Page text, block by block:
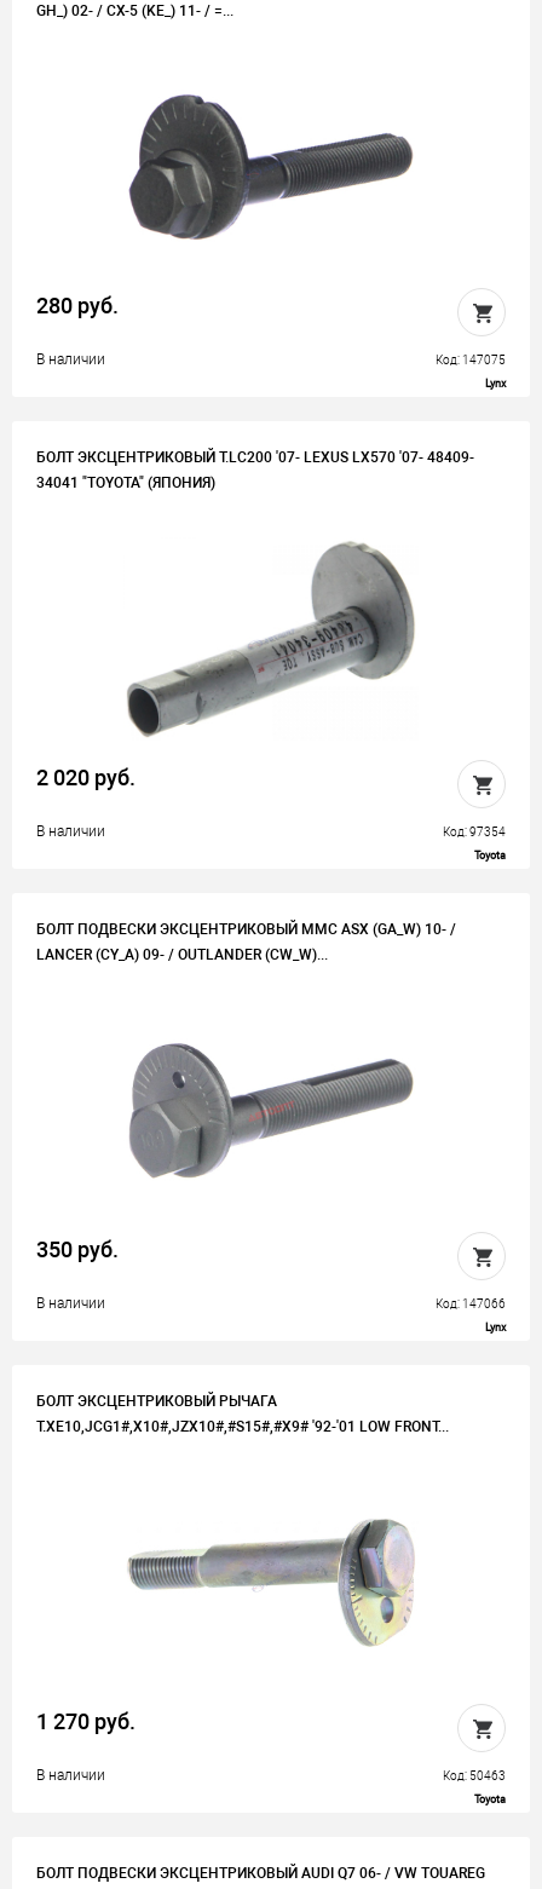
GH_) 02- / CX-5 (KE_) 11- / =...
280 руб.
В наличии Код: 147075
Lynx
БОЛТ ЭКСЦЕНТРИКОВЫЙ T.LC200 '07- LEXUS LX570 '07- 48409-
34041 "TOYOTA" (ЯПОНИЯ)
2 020 руб.
В наличии Код: 97354
Toyota
БОЛТ ПОДВЕСКИ ЭКСЦЕНТРИКОВЫЙ MMC ASX (GA_W) 10- /
LANCER (CY_A) 09- / OUTLANDER (CW_W)...
350 руб.
В наличии Код: 147066
Lynx
БОЛТ ЭКСЦЕНТРИКОВЫЙ РЫЧАГА
T.XE10,JCG1#,X10#,JZX10#,#S15#,#X9# '92-'01 LOW FRONT...
1 270 руб.
В наличии Код: 50463
Toyota
БОЛТ ПОДВЕСКИ ЭКСЦЕНТРИКОВЫЙ AUDI Q7 06- / VW TOUAREG